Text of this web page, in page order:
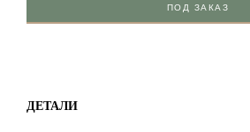
ПОД ЗАКАЗ
ДЕТАЛИ